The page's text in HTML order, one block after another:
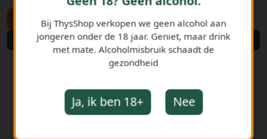
+
Bestellen
Bij ThysShop verkopen we geen alcohol aan
jongeren onder de 18 jaar. Geniet, maar drink
met mate. Alcoholmisbruik schaadt de
gezondheid
Ja, ik ben 18+ Nee